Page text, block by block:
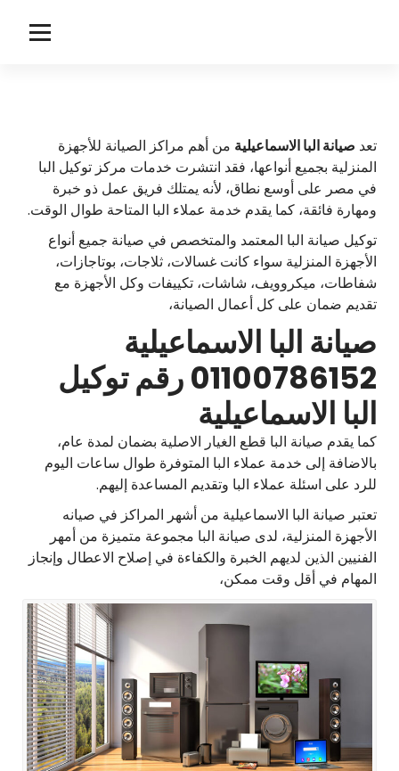
ا
توكيل صيانة البا
تعد صيانة البا الاسماعيليةمن أهم مراكز الصيانة للأجهزة
المنزلية بجميع أنواعها، فقد انتشرت خدمات مركز توكيل البا
في مصر على أوسع نطاق، لأنه يمتلك فريق عمل ذو خبرة
ومهارة فائقة، كما يقدم خدمة عملاء البا المتاحة طوال الوقت.
توكيل صيانة البا المعتمد والمتخصص في صيانة جميع أنواع
الأجهزة المنزلية سواء كانت غسالات، ثلاجات، بوتاجازات،
شفاطات، ميكروويف، شاشات، تكييفات وكل الأجهزة مع
تقديم ضمان على كل أعمال الصيانة،
صيانة البا الاسماعيلية
01100786152 رقم توكيل
البا الاسماعيلية
كما يقدم صيانة البا قطع الغيار الاصلية بضمان لمدة عام،
بالاضافة إلى خدمة عملاء البا المتوفرة طوال ساعات اليوم
للرد على اسئلة عملاء البا وتقديم المساعدة إليهم.
تعتبر صيانة البا الاسماعيلية من أشهر المراكز في صيانه
الأجهزة المنزلية، لدى صيانة البا مجموعة متميزة من أمهر
الفنيين الذين لديهم الخبرة والكفاءة في إصلاح الاعطال وإنجاز
المهام في أقل وقت ممكن،